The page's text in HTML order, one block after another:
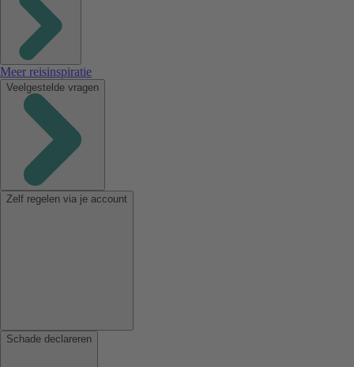
Meer reisinspiratie
Veelgestelde vragen
Zelf regelen via je account
Schade declareren